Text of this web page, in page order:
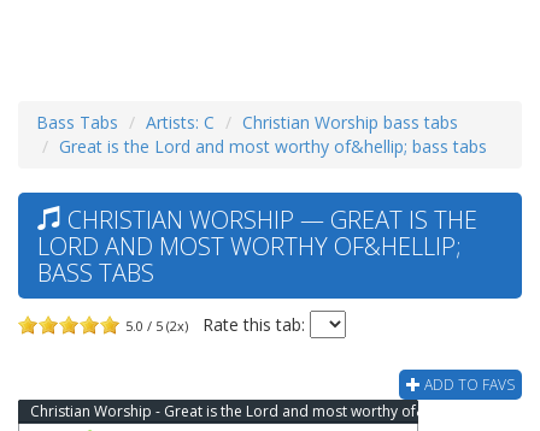
Bass Tabs Artists: C
Christian Worship bass tabs
Great is the Lord and most worthy of&hellip; bass tabs
CHRISTIAN WORSHIP — GREAT IS THE
LORD AND MOST WORTHY OF&HELLIP;
BASS TABS
5.0 / 5 (2x) Rate this tab:
ADD TO FAVS